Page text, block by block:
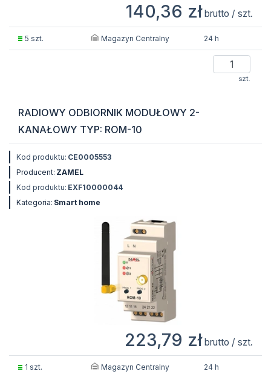
140,36 zł brutto / szt.
5 szt. Magazyn Centralny 24 h
szt.
RADIOWY ODBIORNIK MODUŁOWY 2-
KANAŁOWY TYP: ROM-10
Kod produktu: CE0005553
Producent: ZAMEL
Kod produktu: EXF10000044
Kategoria: Smart home
223,79 zł brutto / szt.
1 szt. Magazyn Centralny 24 h